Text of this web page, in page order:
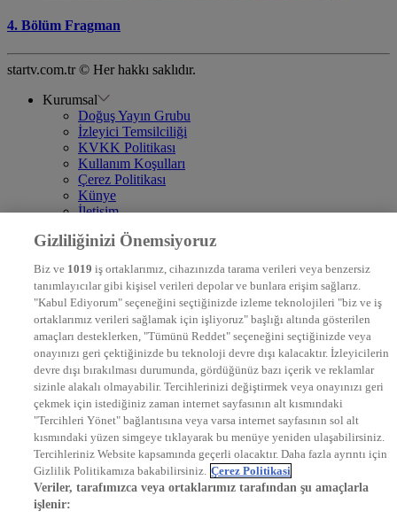
4. Bölüm Fragman
startv.com.tr © Her hakkı saklıdır.
Kurumsal
Doğuş Yayın Grubu
İzleyici Temsilciliği
KVKK Politikası
Kullanım Koşulları
Çerez Politikası
Künye
İletişim
DYG Televizyonlar
STAR
EURO STAR
KRAL POP TV
DYG Radyolar
NTV RADYO
KRAL FM
KRAL POP
EKSEN
VOYAGE
DYG Dijital
ntv.com.tr
ntvspor.net
secim.ntv.com.tr
startv.com.tr
kralmuzik.com.tr
Gizliliğinizi Önemsiyoruz
Biz ve 1019 iş ortaklarımız, cihazınızda tarama verileri veya benzersiz
tanımlayıcılar gibi kişisel verileri depolar ve bunlara erişim sağlarız.
"Kabul Ediyorum" seçeneğini seçtiğinizde izleme teknolojileri "biz ve iş
ortaklarımız verileri sağlamak için işliyoruz" başlığı altında gösterilen
amaçları desteklerken, "Tümünü Reddet" seçeneğini seçtiğinizde veya
onayınızı geri çektiğinizde bu teknoloji devre dışı kalacaktır. İzleyicilerin
devre dışı bırakılması durumunda, gördüğünüz bazı içerik ve reklamlar
sizinle alakalı olmayabilir. Tercihlerinizi değiştirmek veya onayınızı geri
çekmek için istediğiniz zaman internet sayfasının alt kısmındaki
"Tercihleri Yönet" bağlantısına veya varsa internet sayfasının sol alt
kısmındaki yüzen simgeye tıklayarak bu menüye yeniden ulaşabilirsiniz.
Tercihleriniz Website kapsamında geçerli olacaktır. Daha fazla ayrıntı için
Gizlilik Politikamıza bakabilirsiniz. Çerez Politikasi
Veriler, tarafımızca veya ortaklarımız tarafından şu amaçlarla
işlenir: